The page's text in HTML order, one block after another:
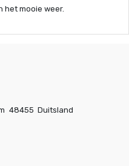
het mooie weer.
48455 Duitsland